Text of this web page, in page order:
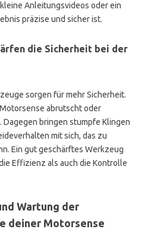
Anleitungsvideos oder ein
präzise und sicher ist.
die Sicherheit bei der
sorgen für mehr Sicherheit.
abrutscht oder
bringen stumpfe Klingen
mit sich, das zu
Ein gut geschärftes Werkzeug
Effizienz als auch die Kontrolle
Wartung der
deiner Motorsense